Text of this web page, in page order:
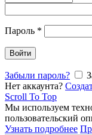
Пароль *
Войти
Забыли пароль?
Нет аккаунта?
Scroll To Top
Мы используем
пользовательский
Узнать подробнее